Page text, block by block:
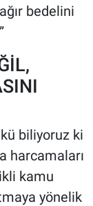
bedelini
biliyoruz ki
harcamaları
kamu
yönelik